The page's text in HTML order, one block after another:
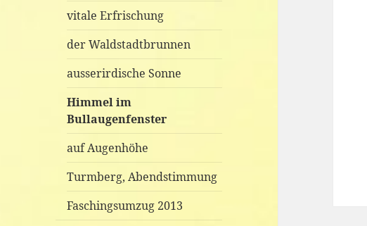
vitale Erfrischung
der Waldstadtbrunnen
ausserirdische Sonne
Himmel im
Bullaugenfenster
auf Augenhöhe
Turmberg, Abendstimmung
Faschingsumzug 2013